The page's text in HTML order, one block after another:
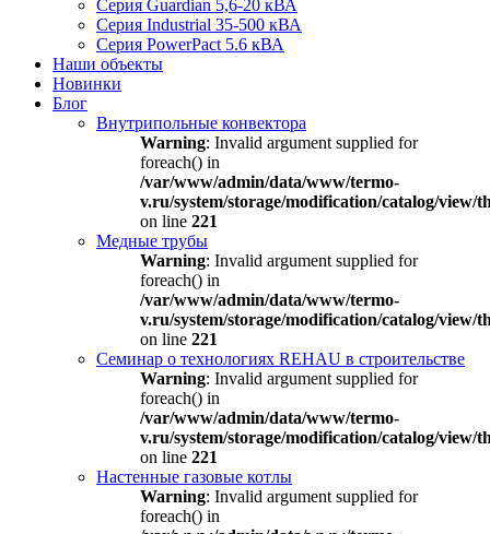
Серия Guardian 5,6-20 кВА
Серия Industrial 35-500 кВА
Серия PowerPact 5.6 кВА
Наши объекты
Новинки
Блог
Внутрипольные конвектора
Warning: Invalid argument supplied for
foreach() in
/var/www/admin/data/www/termo-
v.ru/system/storage/modification/catalog/view/
on line 221
Медные трубы
Warning: Invalid argument supplied for
foreach() in
/var/www/admin/data/www/termo-
v.ru/system/storage/modification/catalog/view/
on line 221
Семинар о технологиях REHAU в строительстве
Warning: Invalid argument supplied for
foreach() in
/var/www/admin/data/www/termo-
v.ru/system/storage/modification/catalog/view/
on line 221
Настенные газовые котлы
Warning: Invalid argument supplied for
foreach() in